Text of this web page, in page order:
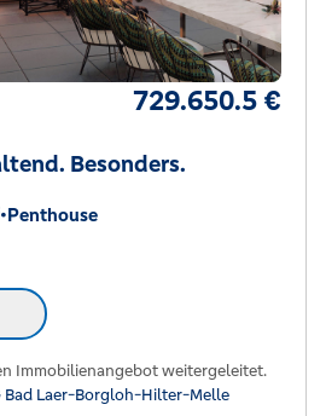
729.650.5 €
Besonders.
•Penthouse
Immobilienangebot weitergeleitet.
Bad Laer-Borgloh-Hilter-Melle